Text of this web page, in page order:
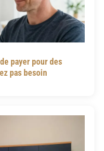
payer pour des
pas besoin